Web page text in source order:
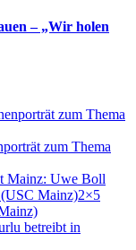
– „Wir holen
zum Thema
Mainz: Uwe Boll
2×5